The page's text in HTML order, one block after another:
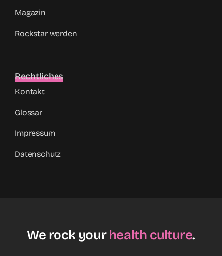
Magazin
Rockstar werden
Rechtliches
Kontakt
Glossar
Impressum
Datenschutz
We rock yourhealth culture.